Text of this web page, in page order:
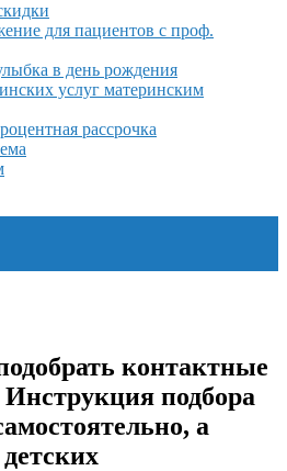
для пациентов с проф.
в день рождения
услуг материнским
рассрочка
контактные
подбора
а